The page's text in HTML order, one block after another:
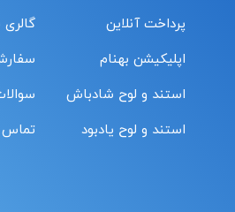
پرداخت آنلاین
اپلیکیشن بهنام
استند و لوح شادباش
استند و لوح یادبود
گالری
تماس